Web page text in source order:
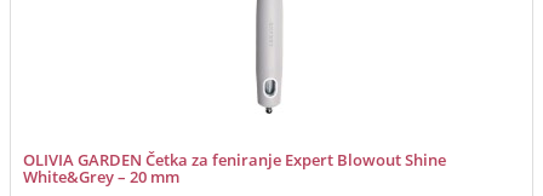
OLIVIA GARDEN Četka za feniranje Expert Blowout Shine
White&Grey – 20 mm